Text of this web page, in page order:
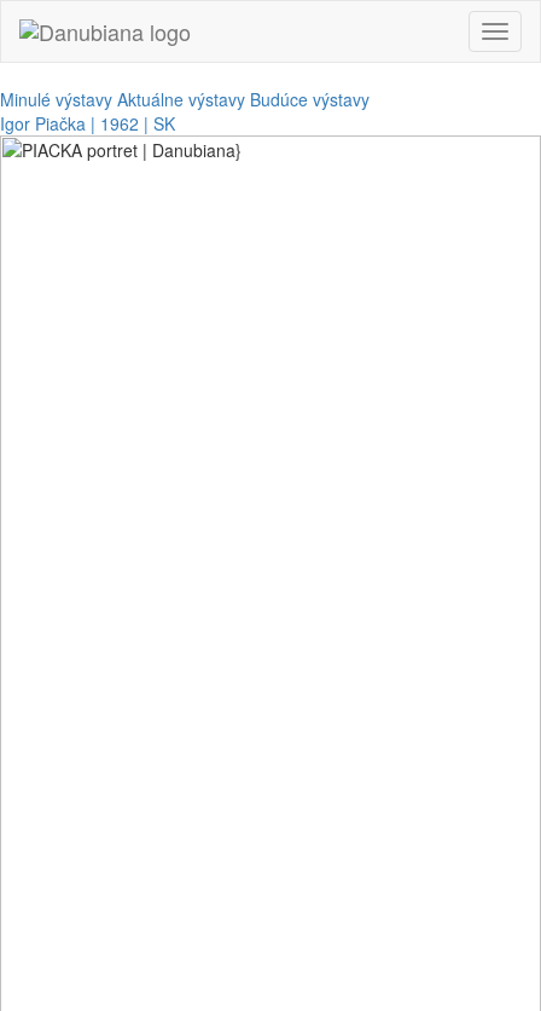
Minulé výstavy Aktuálne výstavy Budúce výstavy
Igor Piačka | 1962 | SK